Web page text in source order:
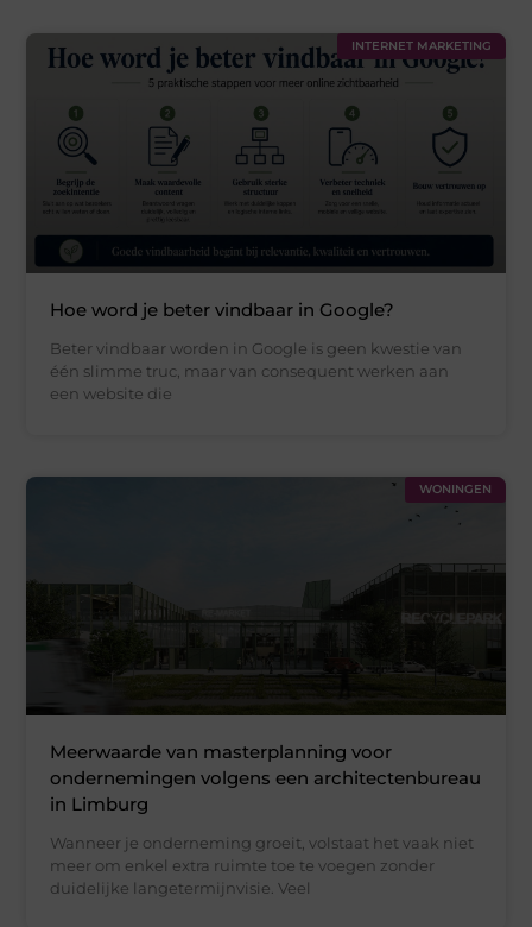
INTERNET MARKETING
Hoe word je beter vindbaar in Google?
Beter vindbaar worden in Google is geen kwestie van
één slimme truc, maar van consequent werken aan
een website die
WONINGEN
Meerwaarde van masterplanning voor
ondernemingen volgens een architectenbureau
in Limburg
Wanneer je onderneming groeit, volstaat het vaak niet
meer om enkel extra ruimte toe te voegen zonder
duidelijke langetermijnvisie. Veel